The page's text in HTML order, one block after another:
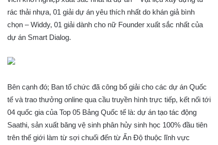
rác thải nhựa, 01 giải dự án yêu thích nhất do khán giả bình
chọn – Widdy, 01 giải dành cho nữ Founder xuất sắc nhất của
dự án Smart Dialog.
Bên cạnh đó; Ban tổ chức đã công bố giải cho các dự án Quốc
tế và trao thưởng online qua cầu truyền hình trực tiếp, kết nối tới
04 quốc gia của Top 05 Bảng Quốc tế là: dự án tạo tác động
Saathi, sản xuất băng vệ sinh phân hủy sinh học 100% đầu tiên
trên thế giới làm từ sợi chuối đến từ Ấn Độ thuộc lĩnh vực